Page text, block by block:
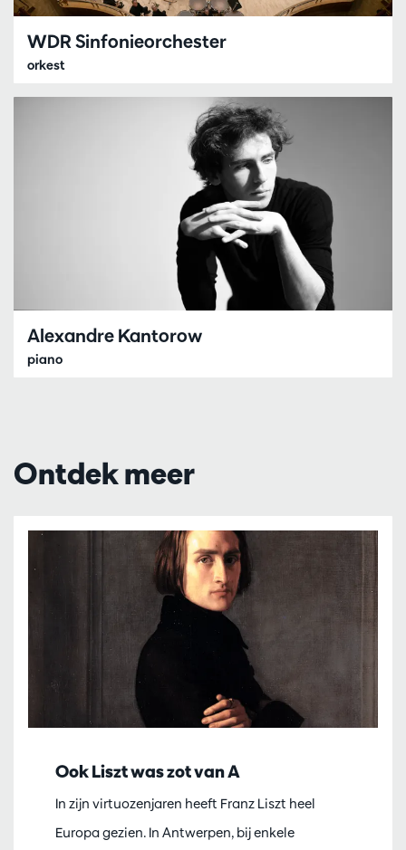
WDR Sinfonieorchester
orkest
Alexandre Kantorow
piano
Ontdek meer
Ook Liszt was zot van A
In zijn virtuozenjaren heeft Franz Liszt heel
Europa gezien. In Antwerpen, bij enkele